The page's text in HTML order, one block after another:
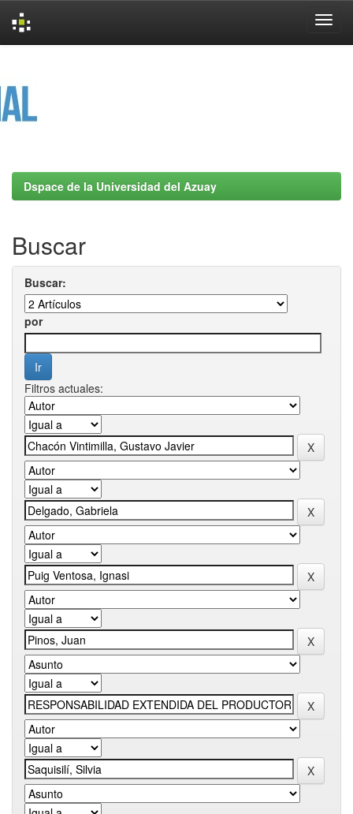
Dspace de la Universidad del Azuay
Buscar
Buscar:
por
Filtros actuales: